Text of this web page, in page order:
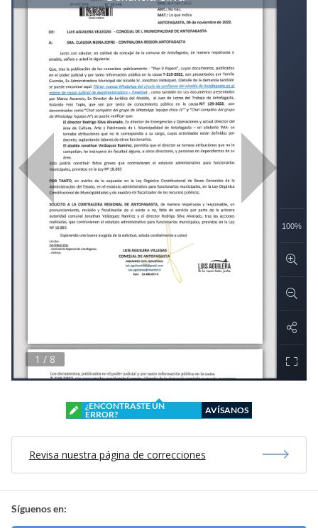
¿ENCONTRASTE UN
ERROR?
AVÍSANOS
Revisa nuestra página de correcciones
Síguenos en: